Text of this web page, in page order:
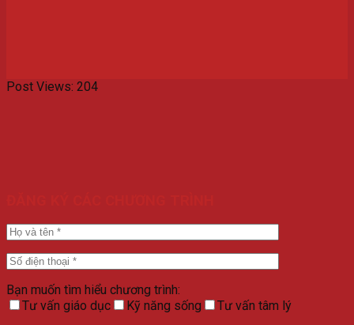
Post Views: 204
Bạn muốn tìm hiểu chương trình:
Tư vấn giáo dục
Kỹ năng sống Tư vấn tâm lý